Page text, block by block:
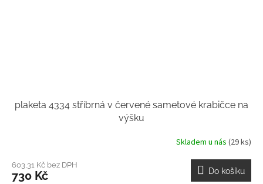
plaketa 4334 stříbrná v červené sametové krabičce na
výšku
Skladem u nás (29 ks)
603,31 Kč bez DPH
730 Kč Do košíku